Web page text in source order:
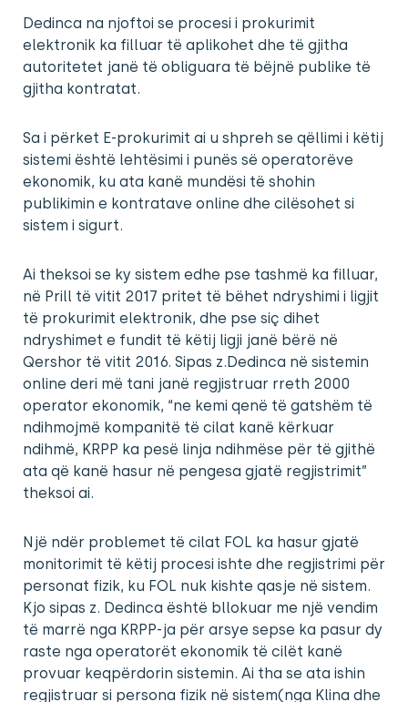
Dedinca na njoftoi se procesi i prokurimit
elektronik ka filluar të aplikohet dhe të gjitha
autoritetet janë të obliguara të bëjnë publike të
gjitha kontratat.
Sa i përket E-prokurimit ai u shpreh se qëllimi i këtij
sistemi është lehtësimi i punës së operatorëve
ekonomik, ku ata kanë mundësi të shohin
publikimin e kontratave online dhe cilësohet si
sistem i sigurt.
Ai theksoi se ky sistem edhe pse tashmë ka filluar,
në Prill të vitit 2017 pritet të bëhet ndryshimi i ligjit
të prokurimit elektronik, dhe pse siç dihet
ndryshimet e fundit të këtij ligji janë bërë në
Qershor të vitit 2016. Sipas z.Dedinca në sistemin
online deri më tani janë regjistruar rreth 2000
operator ekonomik, “ne kemi qenë të gatshëm të
ndihmojmë kompanitë të cilat kanë kërkuar
ndihmë, KRPP ka pesë linja ndihmëse për të gjithë
ata që kanë hasur në pengesa gjatë regjistrimit”
theksoi ai.
Një ndër problemet të cilat FOL ka hasur gjatë
monitorimit të këtij procesi ishte dhe regjistrimi për
personat fizik, ku FOL nuk kishte qasje në sistem.
Kjo sipas z. Dedinca është bllokuar me një vendim
të marrë nga KRPP-ja për arsye sepse ka pasur dy
raste nga operatorët ekonomik të cilët kanë
provuar keqpërdorin sistemin. Ai tha se ata ishin
regjistruar si persona fizik në sistem(nga Klina dhe